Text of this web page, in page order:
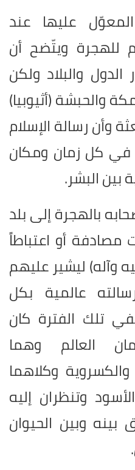
عليها عند
للهجرة ويتّضح أن
الدول والبلاد ولكن
والحبشة (أثيوبيا)
وأن رسالة الإسلام
في كل زمان ومكان
بين البشر.
بالهجرة إلى بلد
مصادفة أو اعتباطاً
وآله) ليشير عليهم
عالمية بكل
تلك الفترة كان
العالم وهما
والكسروية وكلاهما
وتنظران إليه
بينه وبين الحيوان